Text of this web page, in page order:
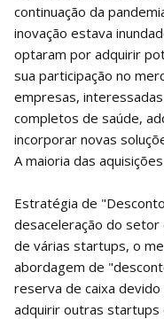
continuação da
inovação estava
optaram por adquirir
sua participação no
empresas,
completos de saúde,
incorporar novas
A maioria das
Estratégia de
desaceleração do setor
de várias startups, o
abordagem de
reserva de caixa
adquirir outras startups